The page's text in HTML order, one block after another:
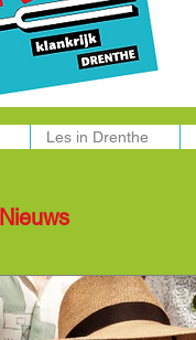
Les in Drenthe
Nieuws